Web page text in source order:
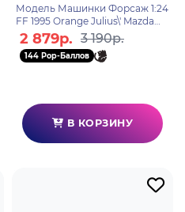
Модель Машинки Форсаж 1:24
FF 1995 Orange Julius\' Mazda
RX-7 30747
2 879р. 3 190р.
144 Pop-Баллов
В КОРЗИНУ